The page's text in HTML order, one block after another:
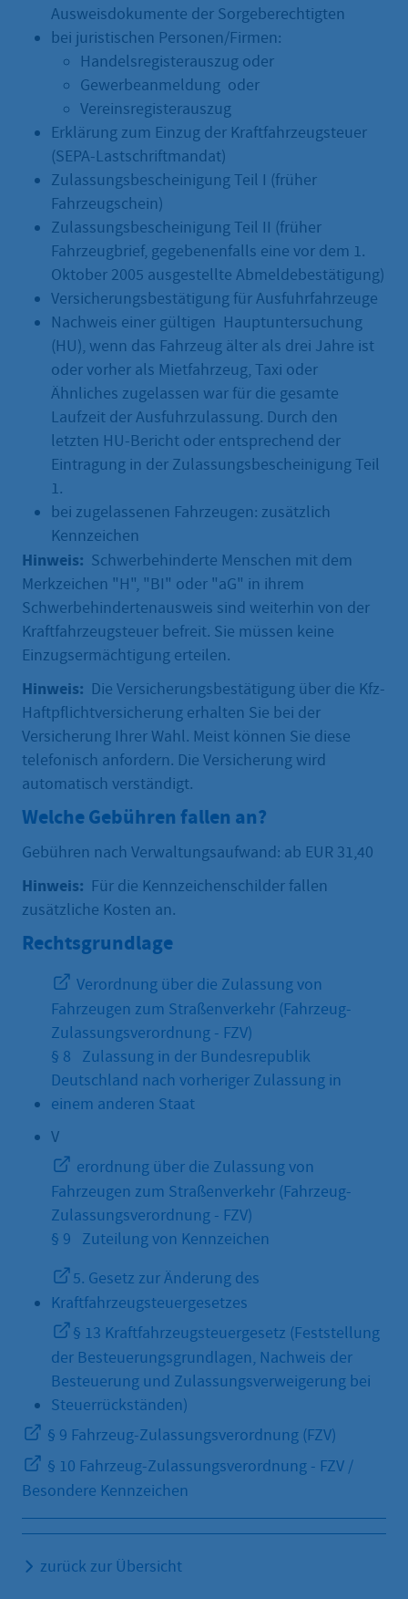
Ausweisdokumente der Sorgeberechtigten
bei juristischen Personen/Firmen:
Handelsregisterauszug oder
Gewerbeanmeldung oder
Vereinsregisterauszug
Erklärung zum Einzug der Kraftfahrzeugsteuer
(SEPA-Lastschriftmandat)
Zulassungsbescheinigung Teil I (früher
Fahrzeugschein)
Zulassungsbescheinigung Teil II (früher
Fahrzeugbrief, gegebenenfalls eine vor dem 1.
Oktober 2005 ausgestellte Abmeldebestätigung)
Versicherungsbestätigung für Ausfuhrfahrzeuge
Nachweis einer gültigen Hauptuntersuchung
(HU), wenn das Fahrzeug älter als drei Jahre ist
oder vorher als Mietfahrzeug, Taxi oder
Ähnliches zugelassen war für die gesamte
Laufzeit der Ausfuhrzulassung. Durch den
letzten HU-Bericht oder entsprechend der
Eintragung in der Zulassungsbescheinigung Teil
1.
bei zugelassenen Fahrzeugen: zusätzlich
Kennzeichen
Hinweis: Schwerbehinderte Menschen mit dem
Merkzeichen "H", "BI" oder "aG" in ihrem
Schwerbehindertenausweis sind weiterhin von der
Kraftfahrzeugsteuer befreit. Sie müssen keine
Einzugsermächtigung erteilen.
Hinweis: Die Versicherungsbestätigung über die Kfz-
Haftpflichtversicherung erhalten Sie bei der
Versicherung Ihrer Wahl. Meist können Sie diese
telefonisch anfordern. Die Versicherung wird
automatisch verständigt.
Welche Gebühren fallen an?
Gebühren nach Verwaltungsaufwand: ab EUR 31,40
Hinweis: Für die Kennzeichenschilder fallen
zusätzliche Kosten an.
Rechtsgrundlage
Verordnung über die Zulassung von
Fahrzeugen zum Straßenverkehr (Fahrzeug-
Zulassungsverordnung - FZV)
§ 8 Zulassung in der Bundesrepublik
Deutschland nach vorheriger Zulassung in
einem anderen Staat
V
erordnung über die Zulassung von
Fahrzeugen zum Straßenverkehr (Fahrzeug-
Zulassungsverordnung - FZV)
§ 9 Zuteilung von Kennzeichen
5. Gesetz zur Änderung des
Kraftfahrzeugsteuergesetzes
§ 13 Kraftfahrzeugsteuergesetz (Feststellung
der Besteuerungsgrundlagen, Nachweis der
Besteuerung und Zulassungsverweigerung bei
Steuerrückständen)
§ 9 Fahrzeug-Zulassungsverordnung (FZV)
§ 10 Fahrzeug-Zulassungsverordnung - FZV /
Besondere Kennzeichen
zurück zur Übersicht